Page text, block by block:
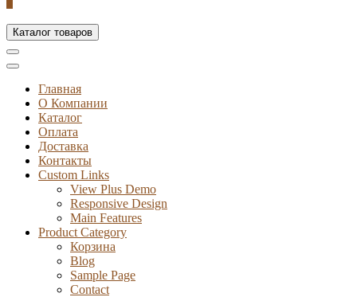
Каталог товаров
Главная
О Компании
Каталог
Оплата
Доставка
Контакты
Custom Links
View Plus Demo
Responsive Design
Main Features
Product Category
Корзина
Blog
Sample Page
Contact